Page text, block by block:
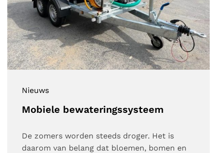
Nieuws
Mobiele bewateringssysteem
De zomers worden steeds droger. Het is
daarom van belang dat bloemen, bomen en